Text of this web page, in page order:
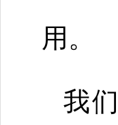
用。
我